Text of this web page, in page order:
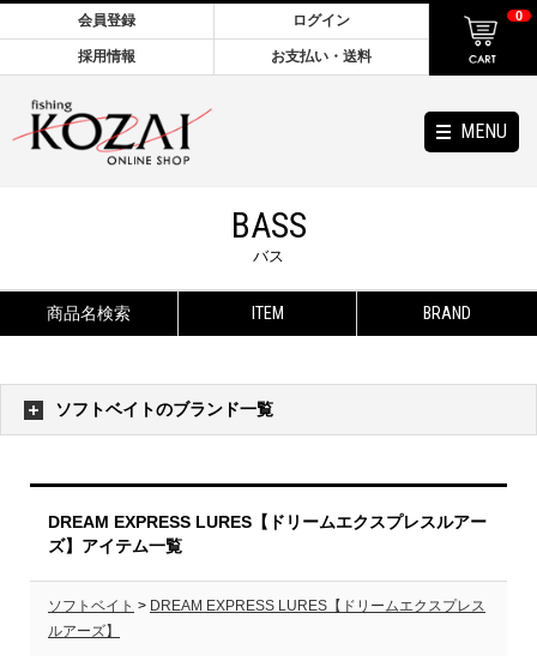
MENU
会員登録 ログイン
採用情報 お支払い・送料
0
BASS
バス
商品名検索 ITEM BRAND
ソフトベイトのブランド一覧
DREAM EXPRESS LURES【ドリームエクスプレスルアー
ズ】アイテム一覧
ソフトベイト > DREAM EXPRESS LURES【ドリームエクスプレス
ルアーズ】